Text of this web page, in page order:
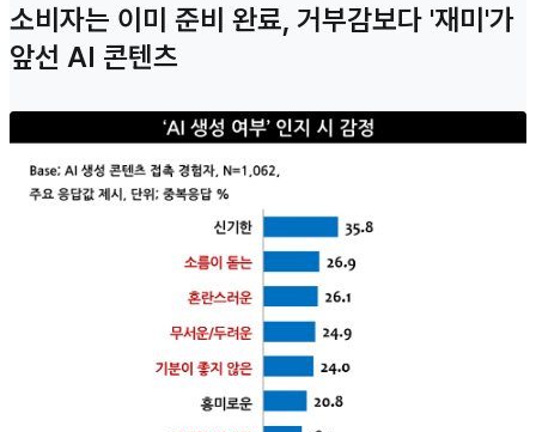
소비자는 이미 준비 완료, 거부감보다 '재미'가
앞선 AI 콘텐츠